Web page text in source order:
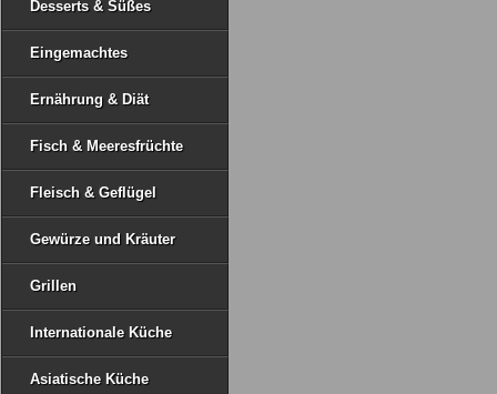
Desserts & Süßes
Eingemachtes
Ernährung & Diät
Fisch & Meeresfrüchte
Fleisch & Geflügel
Gewürze und Kräuter
Grillen
Internationale Küche
Asiatische Küche